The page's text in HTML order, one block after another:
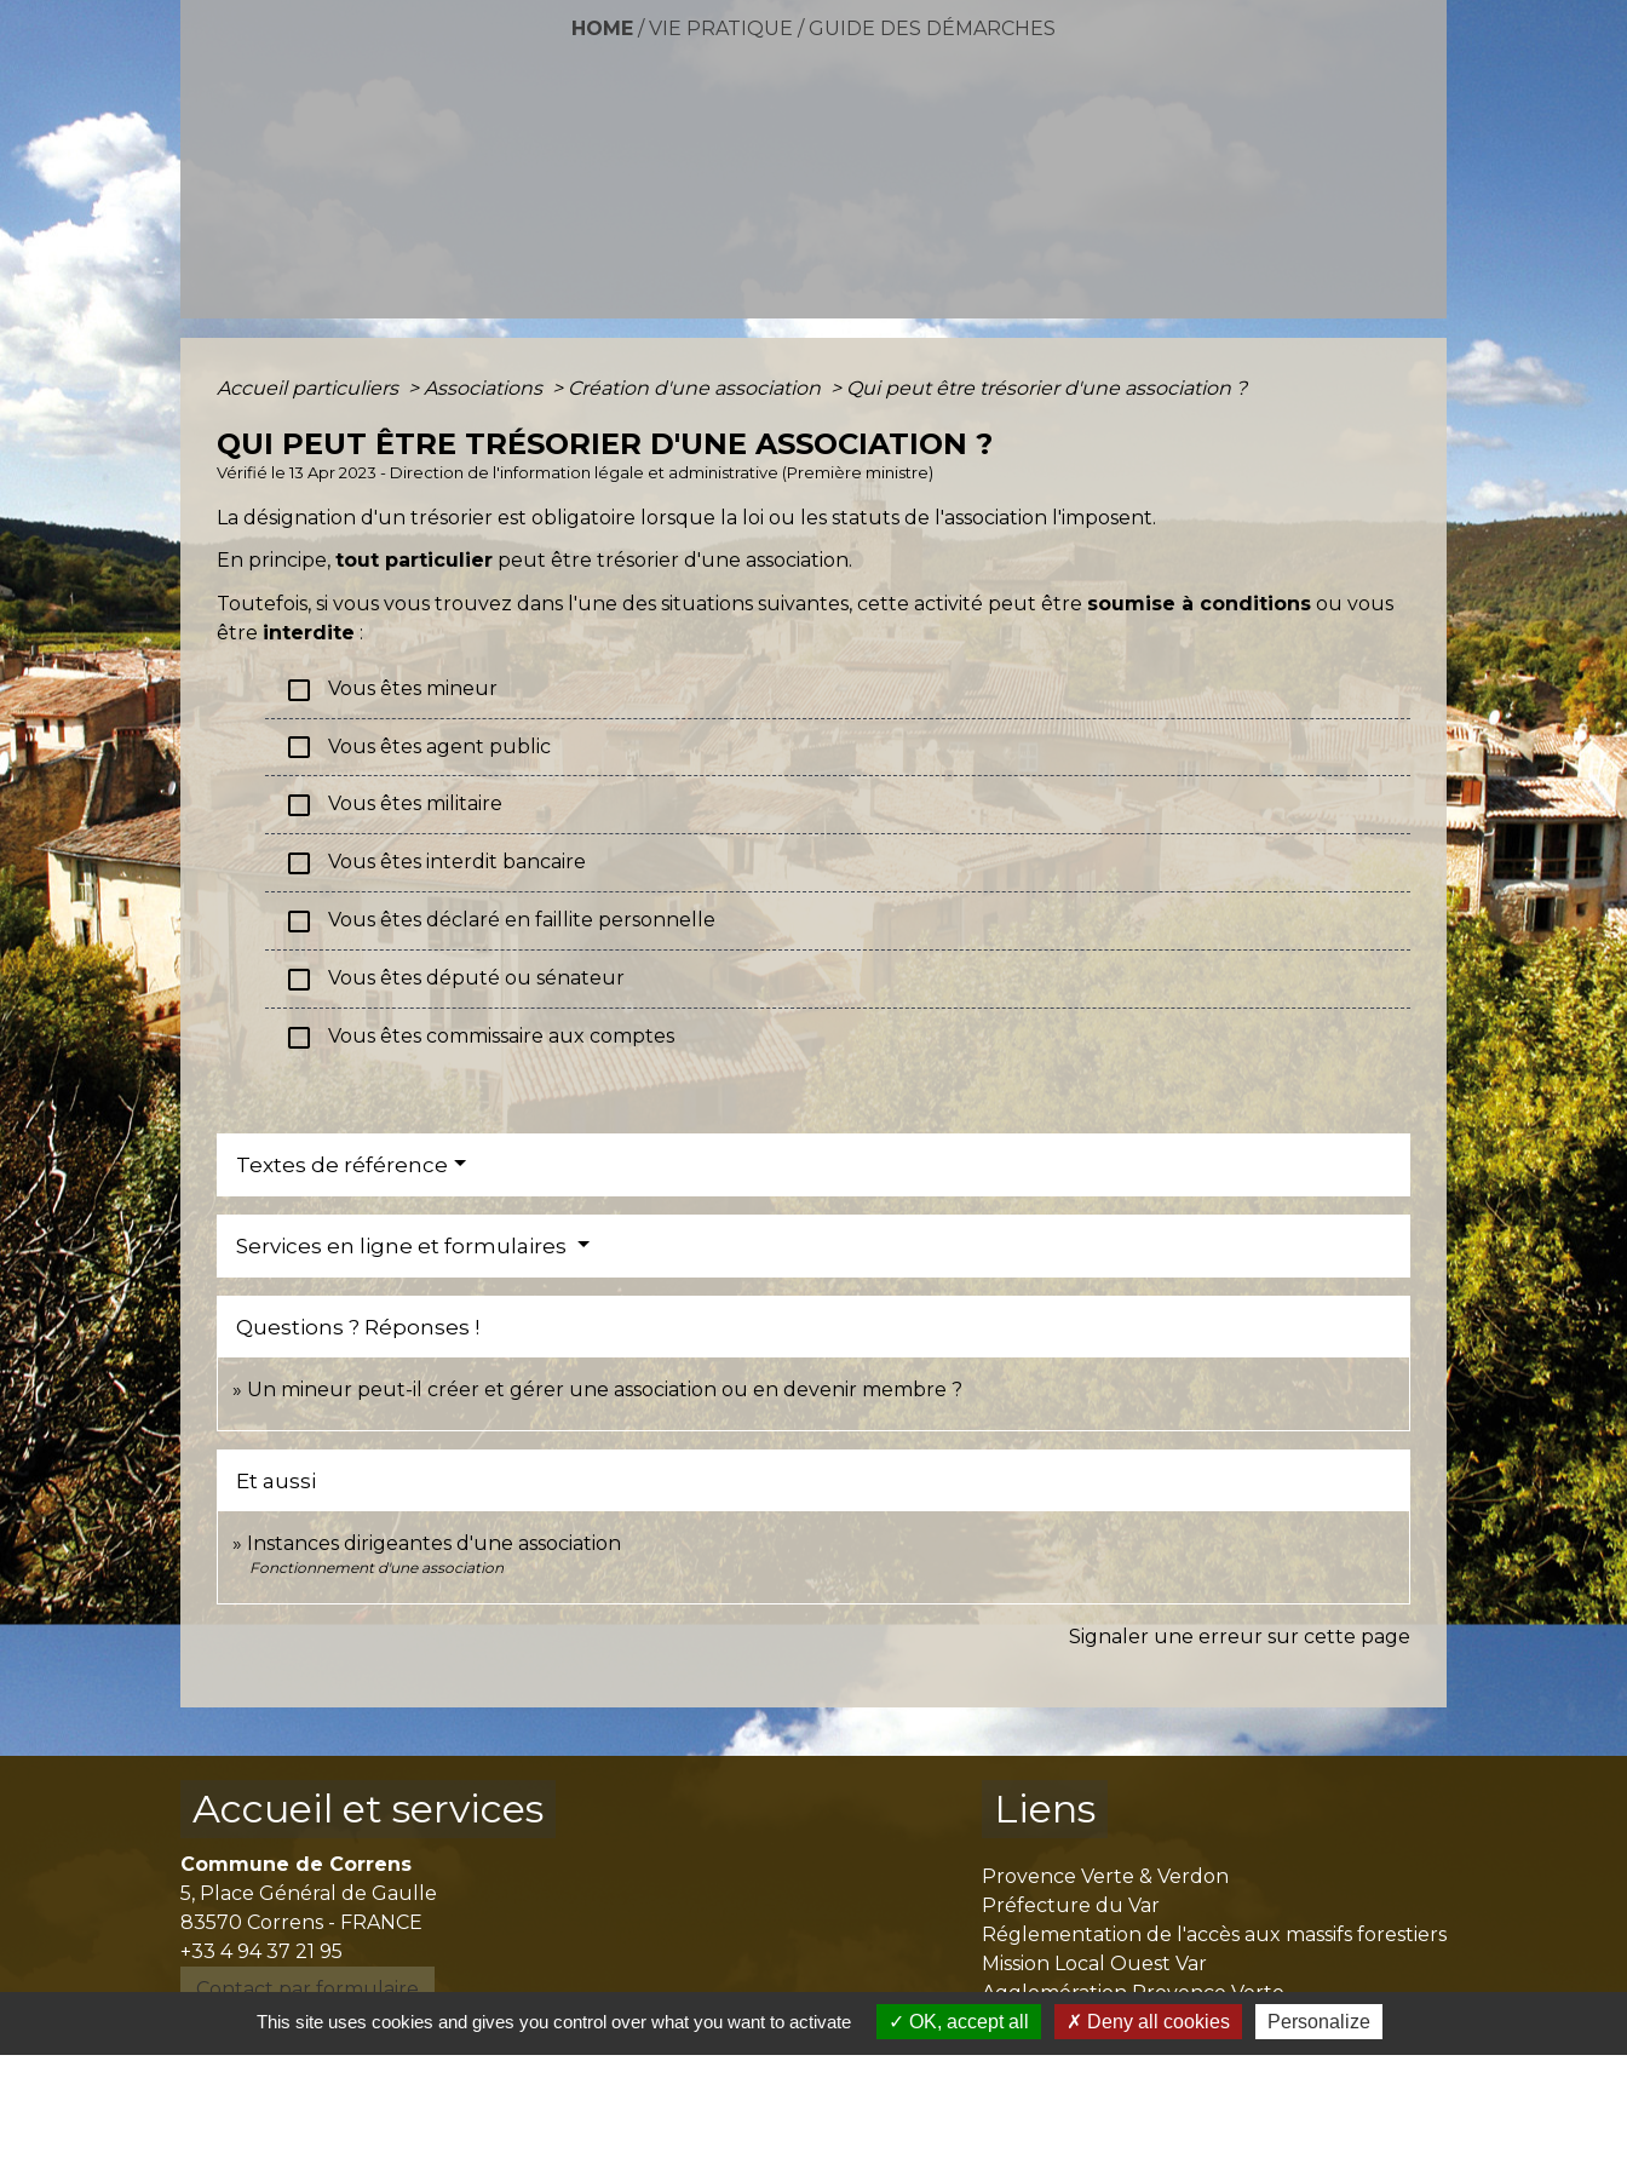
HOME /VIE PRATIQUE / GUIDE DES DÉMARCHES
Accueil particuliers > Associations > Création d'une association > Qui peut être trésorier d'une association ?
QUI PEUT ÊTRE TRÉSORIER D'UNE ASSOCIATION ?
Vérifié le 13 Apr 2023 - Direction de l'information légale et administrative (Première ministre)
La désignation d'un trésorier est obligatoire lorsque la loi ou les statuts de l'association l'imposent.
En principe,tout particulier peut être trésorier d'une association.
Toutefois, si vous vous trouvez dans l'une des situations suivantes, cette activité peut être soumise à conditions ou vous
être interdite :
check_box_outline_blank Vous êtes mineur
check_box_outline_blank Vous êtes agent public
check_box_outline_blank Vous êtes militaire
check_box_outline_blank Vous êtes interdit bancaire
check_box_outline_blank Vous êtes déclaré en faillite personnelle
check_box_outline_blank Vous êtes député ou sénateur
check_box_outline_blank Vous êtes commissaire aux comptes
Textes de référence
Services en ligne et formulaires
Questions ? Réponses !
Un mineur peut-il créer et gérer une association ou en devenir membre ?
Et aussi
Instances dirigeantes d'une association
Fonctionnement d'une association
Signaler une erreur sur cette page
Accueil et services
Commune de Correns
5, Place Général de Gaulle
83570 Correns - FRANCE
+33 4 94 37 21 95
Contact par formulaire
Liens
Provence Verte & Verdon
Préfecture du Var
Réglementation de l'accès aux massifs forestiers
Mission Local Ouest Var
Agglomération Provence Verte
This site uses cookies and gives you control over what you want to activate OK, accept all Deny all cookies Personalize